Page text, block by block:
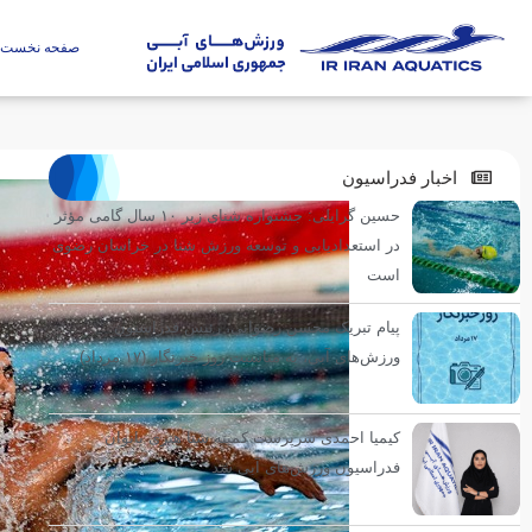
صفحه نخست
اخبار فدراسیون
حسین گرایلی: جشنواره شنای زیر ۱۰ سال گامی مؤثر
در استعدادیابی و توسعه ورزش شنا در خراسان رضوی
است
پیام تبریک محسن رضوانی، رئیس فدراسیون
ورزش‌های آبی، به مناسبت روز خبرنگار (۱۷ مرداد)
کیمیا احمدی سرپرست کمیته شنا هنری بانوان
فدراسیون ورزش‌های آبی شد